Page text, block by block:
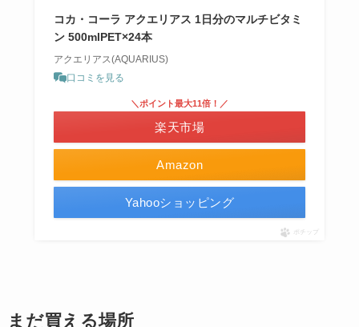
コカ・コーラ アクエリアス 1日分のマルチビタミ
ン 500mlPET×24本
アクエリアス(AQUARIUS)
口コミを見る
Amazon
＼ポイント最大11倍！／
楽天市場
Yahooショッピング
ポチップ
まだ買える場所